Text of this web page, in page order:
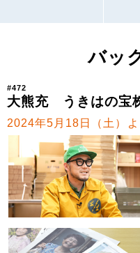
バッ
#472
大熊充 うきはの宝
2024年5月18日（土）